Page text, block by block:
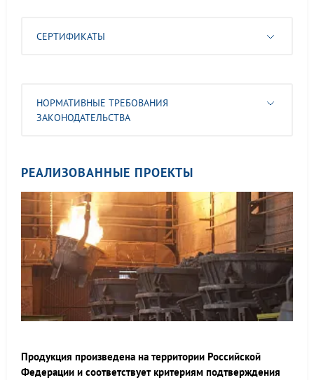
СЕРТИФИКАТЫ
НОРМАТИВНЫЕ ТРЕБОВАНИЯ
ЗАКОНОДАТЕЛЬСТВА
РЕАЛИЗОВАННЫЕ ПРОЕКТЫ
Продукция произведена на территории Российской
Федерации и соответствует критериям подтверждения